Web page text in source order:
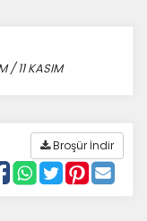
/ 11 KASIM
Broşür İndir